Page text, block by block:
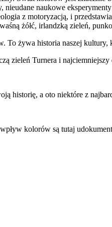
naukowe
z motoryzacją, i
żółć, irlandzką zieleń,
żywa historia naszej kultury,
zieleń Turnera i najciemniejszy
historię, a oto niektóre z
kolorów są tutaj